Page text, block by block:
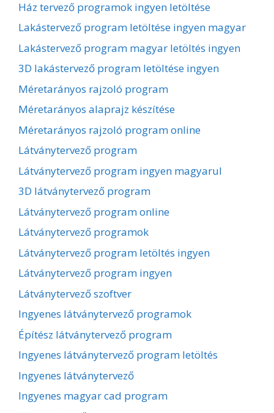
Ház tervező programok ingyen letöltése
Lakástervező program letöltése ingyen magyar
Lakástervező program magyar letöltés ingyen
3D lakástervező program letöltése ingyen
Méretarányos rajzoló program
Méretarányos alaprajz készítése
Méretarányos rajzoló program online
Látványtervező program
Látványtervező program ingyen magyarul
3D látványtervező program
Látványtervező program online
Látványtervező programok
Látványtervező program letöltés ingyen
Látványtervező program ingyen
Látványtervező szoftver
Ingyenes látványtervező programok
Építész látványtervező program
Ingyenes látványtervező program letöltés
Ingyenes látványtervező
Ingyenes magyar cad program